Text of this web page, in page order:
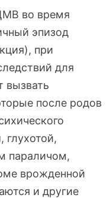
во время
эпизод
при
для
вызвать
после родов
глухотой,
параличом,
врожденной
и другие